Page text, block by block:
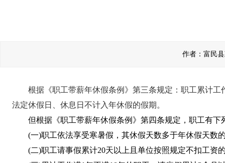
作者：富民
根据《职工带薪年休假条例》第三条规定：职工累计工
法定休假日、休息日不计入年休假的假期。
但根据《职工带薪年休假条例》第四条规定，职工有
(一)职工依法享受寒暑假，其休假天数多于年休假天数
(二)职工请事假累计20天以上且单位按照规定不扣工资